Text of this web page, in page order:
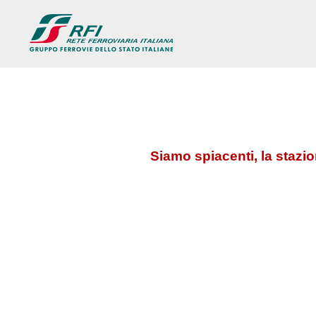
Siamo spiacenti, la